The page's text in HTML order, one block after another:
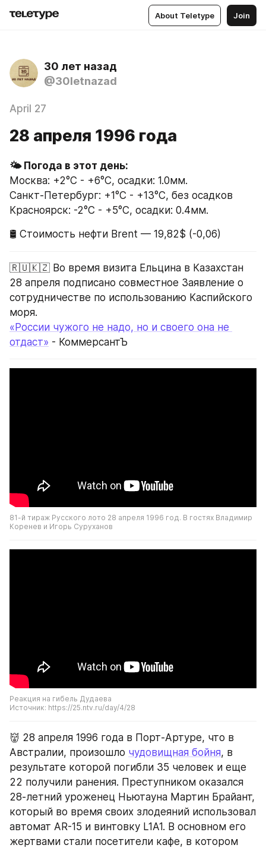
About Teletype Join
30 лет назад
@30letnazad
April 27
28 апреля 1996 года
Москва: +2°C - +6°C, осадки: 1.0мм.
Санкт-Петербург: +1°C - +13°C, без осадков
Красноярск: -2°C - +5°C, осадки: 0.4мм.
🛢 Стоимость нефти Brent — 19,82$ (-0,06)
🇷🇺🇰🇿 Во время визита Ельцина в Казахстан
28 апреля подписано совместное Заявление о
сотрудничестве по использованию Каспийского
моря.
«России чужого не надо, но и своего она не
отдаст» - КоммерсантЪ
81-й тираж Русского лото 28 апреля 1996 год. В гостях Владимир
Коренев и Игорь Суруханов
Реакция на гибель Дудаева
Источник: https://25.ntv.ru/day/4/28
👹 28 апреля 1996 года в Порт-Артуре, что в
Австралии, произошло чудовищная бойня, в
результате которой погибли 35 человек и еще
22 получили ранения. Преступником оказался
28-летний уроженец Ньютауна Мартин Брайант,
который во время своих злодеяний использовал
автомат AR-15 и винтовку L1A1. В основном его
жертвами стали посетители кафе, в котором